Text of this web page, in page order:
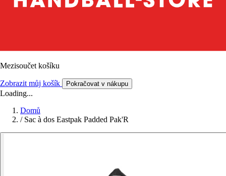
Mezisoučet košíku
Zobrazit můj košík Pokračovat v nákupu
Loading...
Domů
/ Sac à dos Eastpak Padded Pak'R